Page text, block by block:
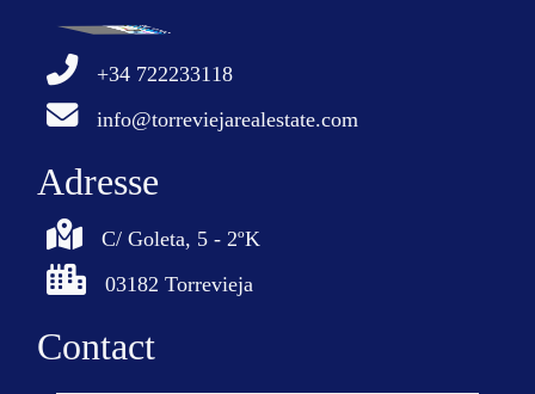
+34 722233118
info@torreviejarealestate.com
Adresse
C/ Goleta, 5 - 2ºK
03182 Torrevieja
Contact